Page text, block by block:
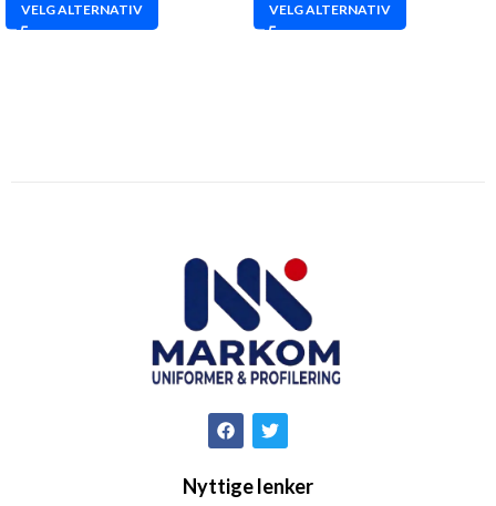
VELG ALTERNATIV VELG ALTERNATIV
Nyttige lenker